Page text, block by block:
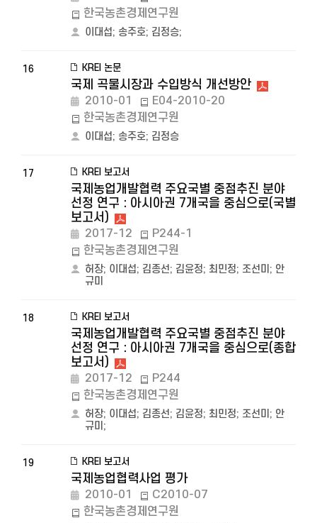
한국농촌경제연구원
이대섭; 송주호; 김정승;
16 KREI 논문
국제 곡물시장과 수입방식 개선방안
2010-01
E04-2010-20
한국농촌경제연구원
이대섭; 송주호; 김정승
17 KREI 보고서
국제농업개발협력 주요국별 중점추진 분야
선정 연구 : 아시아권 7개국을 중심으로(국별
보고서)
2017-12
P244-1
한국농촌경제연구원
허장; 이대섭; 김종선; 김윤정; 최민정; 조선미 ; 안
규미
18 KREI 보고서
국제농업개발협력 주요국별 중점추진 분야
선정 연구 : 아시아권 7개국을 중심으로(종합
보고서)
2017-12
P244
한국농촌경제연구원
허장; 이대섭; 김종선; 김윤정; 최민정; 조선미 ; 안
규미 ;
19 KREI 보고서
국제농업협력사업 평가
2010-01
C2010-07
한국농촌경제연구원